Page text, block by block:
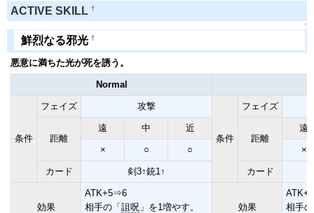
ACTIVE SKILL †
↑
鮮烈なる邪光 †
悪意に満ちた光が死を誘う。
Normal
条件
フェイズ 攻撃
条件
フェイズ
距離
遠 中
近
距離
遠
× ○ ○ ×
カード 剣3↑銃1↑ カード
効果
ATK+5⇒6
相手の「 詛呪 」を1増やす。
効果
ATK+9
相手